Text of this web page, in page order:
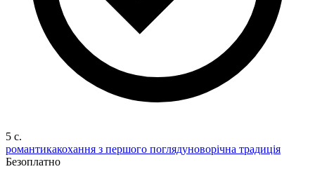
5 c.
романтикакохання з першого поглядуноворічна традиція
Безоплатно